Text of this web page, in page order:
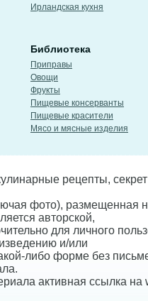
Ирландская кухня
Библиотека
Приправы
Овощи
Фрукты
Пищевые консерванты
Пищевые красители
Мясо и мясные изделия
рецепты,
фото), размещенная
авторской,
для личного
и/или
либо форме без
активная ссылка на